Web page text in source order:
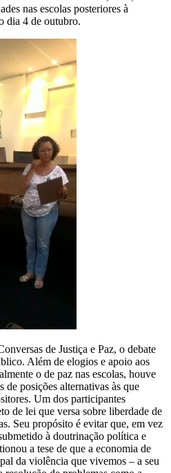
nas escolas posteriores à
dia 4 de outubro.
de Justiça e Paz, o debate
Além de elogios e apoio aos
o de paz nas escolas, houve
de posições alternativas às que
Um dos participantes
de lei que versa sobre liberdade de
Seu propósito é evitar que, em vez
à doutrinação política e
a tese de que a economia de
da violência que vivemos – a seu